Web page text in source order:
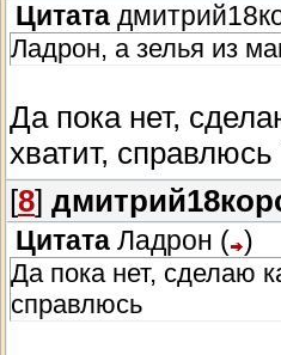
Цитата
Ладрон, а зелья из
Да пока нет,
хватит, справлюсь
[8]
Цитата Ладрон ( )
Да пока нет, сделаю
справлюсь